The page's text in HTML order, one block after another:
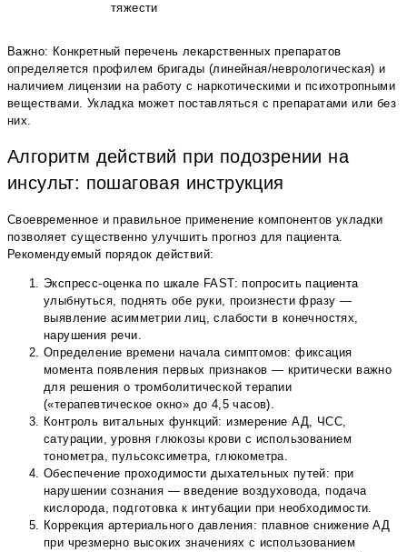
тяжести
Важно: Конкретный перечень лекарственных препаратов
определяется профилем бригады (линейная/неврологическая) и
наличием лицензии на работу с наркотическими и психотропными
веществами. Укладка может поставляться с препаратами или без
них.
Алгоритм действий при подозрении на
инсульт: пошаговая инструкция
Своевременное и правильное применение компонентов укладки
позволяет существенно улучшить прогноз для пациента.
Рекомендуемый порядок действий:
Экспресс-оценка по шкале FAST: попросить пациента
улыбнуться, поднять обе руки, произнести фразу —
выявление асимметрии лиц, слабости в конечностях,
нарушения речи.
Определение времени начала симптомов: фиксация
момента появления первых признаков — критически важно
для решения о тромболитической терапии
(«терапевтическое окно» до 4,5 часов).
Контроль витальных функций: измерение АД, ЧСС,
сатурации, уровня глюкозы крови с использованием
тонометра, пульсоксиметра, глюкометра.
Обеспечение проходимости дыхательных путей: при
нарушении сознания — введение воздуховода, подача
кислорода, подготовка к интубации при необходимости.
Коррекция артериального давления: плавное снижение АД
при чрезмерно высоких значениях с использованием